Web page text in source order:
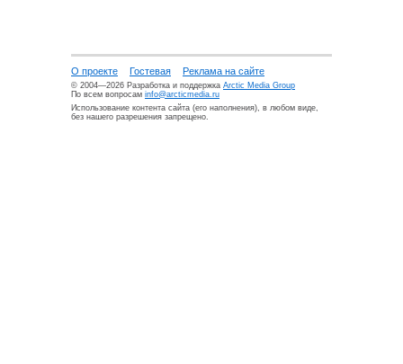
О проекте Гостевая Реклама на сайте
© 2004—2026 Разработка и поддержка Arctic Media Group
По всем вопросам info@arcticmedia.ru
Использование контента сайта (его наполнения), в любом виде,
без нашего разрешения запрещено.